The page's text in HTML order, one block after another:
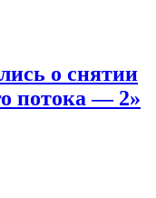
о снятии
потока — 2»